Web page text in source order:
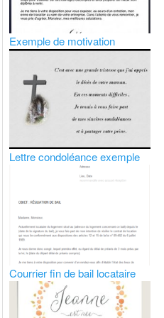
Exemple de motivation
Lettre condoléance exemple
Courrier fin de bail locataire